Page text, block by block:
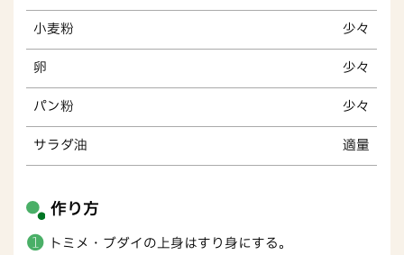
小麦粉 少々
卵 少々
パン粉 少々
サラダ油 適量
作り方
トミメ・ブダイの上身はすり身にする。